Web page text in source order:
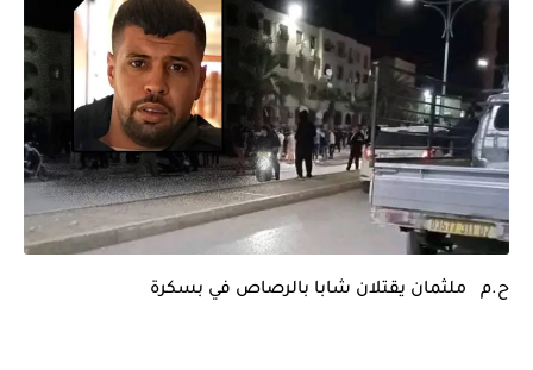
ح.م ملثمان يقتلان شابا بالرصاص في بسكرة